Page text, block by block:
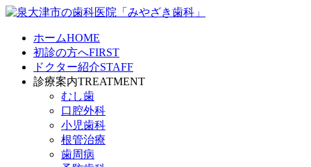
ホームHOME
初診の方へFIRST
ドクター紹介STAFF
診療案内TREATMENT
むし歯
口腔外科
小児歯科
根管治療
歯周病